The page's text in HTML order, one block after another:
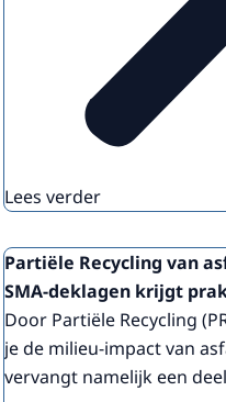
Lees verder
Partiële Recycling van
SMA-deklagen krijgt
Door Partiële Recycling
je de milieu-impact van
vervangt namelijk een